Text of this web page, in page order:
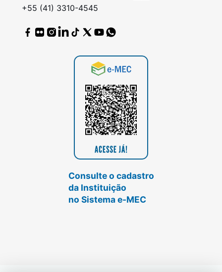
+55 (41) 3310-4545
Consulte o cadastro
da Instituição
no Sistema e-MEC